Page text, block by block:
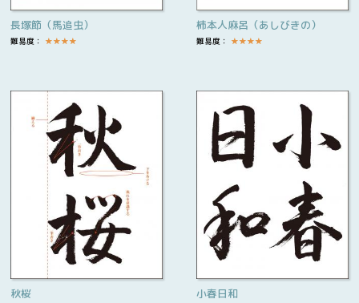
長塚節（馬追虫）
難易度： ★★★★
柿本人麻呂（あしびきの）
難易度： ★★★★
秋桜 小春日和